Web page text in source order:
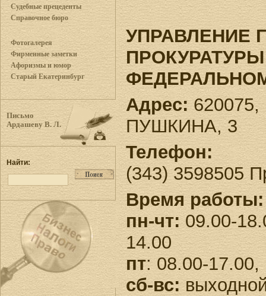
Судебные прецеденты
Справочное бюро
Фотогалерея
Фирменные заметки
Афоризмы и юмор
Старый Екатеринбург
Письмо
Ардашеву В. Л.
Найти:
УПРАВЛЕНИЕ
Адрес:620075,
ПУШКИНА, 3
Телефон:
(343) 3598505
Время работы:
пн-чт:09.00-
14.00
пт: 08.00-
сб-вс: